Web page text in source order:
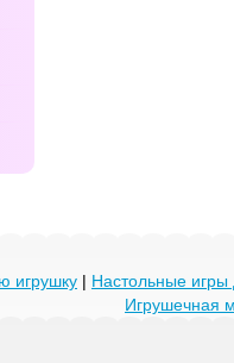
игрушку | Настольные игры
Игрушечная